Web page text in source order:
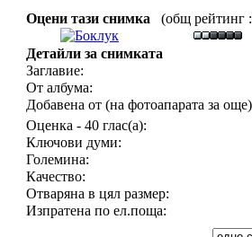
Оцени тази снимка
(общ рейтинг :
Детайли за снимката
Заглавие:
От албума:
Добавена от (на фотоапарата за
Оценка - 40 глас(а):
Ключови думи:
Големина:
Качество:
Отваряна в цял размер:
Изпратена по ел.поща: